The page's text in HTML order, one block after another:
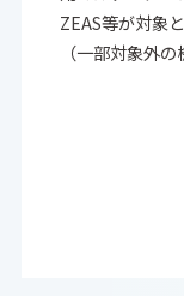
ZEAS等が対象
（一部対象外